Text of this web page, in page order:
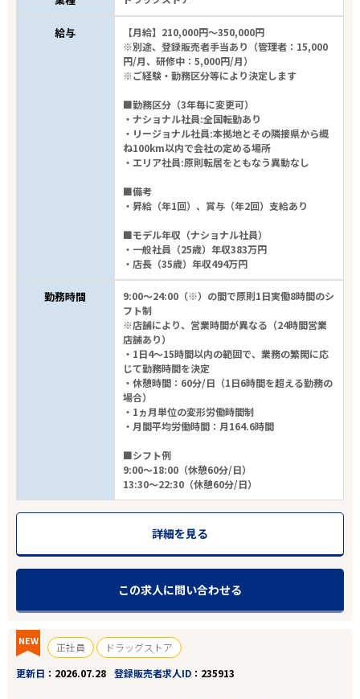
給与
【月給】210,000円～350,000円
※別途、登録販売者手当あり（管理者：15,000
円/月、研修中：5,000円/月）
※ご経験・勤務区分等により決定します
■勤務区分（3年毎に変更可）
・ナショナル社員:全国転勤あり
・リージョナル社員:本拠地とその隣接県から概
ね100km以内で会社の定める場所
・エリア社員:原則転居をともなう異動なし
■備考
・昇給（年1回）、賞与（年2回）支給あり
■モデル年収（ナショナル社員）
・一般社員（25歳）年収383万円
・店長（35歳）年収494万円
勤務時間
9:00～24:00（※）の間で原則1日実働8時間のシ
フト制
※店舗により、営業時間が異なる（24時間営業
店舗あり）
・1日4～15時間以内の範囲で、業務の繁閑に応
じて勤務時間を決定
・休憩時間：60分/日（1日6時間を超える勤務の
場合）
・1ヵ月単位の変形労働時間制
・月間平均労働時間：月164.6時間
■シフト例
9:00～18:00（休憩60分/日）
13:30～22:30（休憩60分/日）
詳細を見る
この求人に問い合わせる
NEW 正社員
ドラッグストア
更新日
2026.07.28 登録販売者求人ID 235913